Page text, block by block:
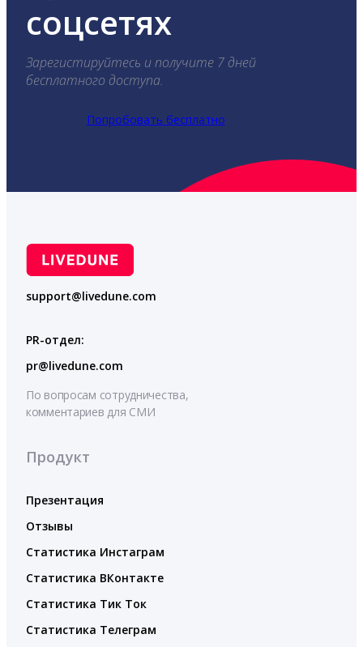
соцсетях
Зарегистируйтесь и получите 7 дней
бесплатного доступа.
Попробовать бесплатно
support@livedune.com
PR-отдел:
pr@livedune.com
По вопросам сотрудничества,
комментариев для СМИ
Продукт
Презентация
Отзывы
Статистика Инстаграм
Статистика ВКонтакте
Статистика Тик Ток
Статистика Телеграм